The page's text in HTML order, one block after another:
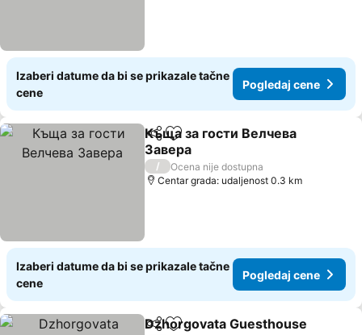
Izaberi datume da bi se prikazale tačne
cene
Pogledaj cene
Deli Dodati u favorite
Къща за гости Велчева
Завера
Pogledaj cene
/
Ocena nije dostupna
Centar grada: udaljenost 0.3 km
Izaberi datume da bi se prikazale tačne
cene
Pogledaj cene
Deli
Dzhorgovata Guesthouse